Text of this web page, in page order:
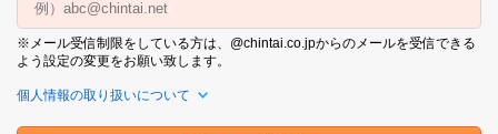
※メール受信制限をしている方は、@chintai.co.jpからのメールを受信できる
よう設定の変更をお願い致します。
個人情報の取り扱いについて